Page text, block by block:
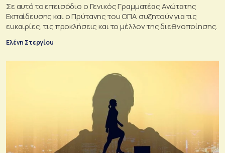
Σε αυτό το επεισόδιο o Γενικός Γραμματέας Ανώτατης
Εκπαίδευσης και ο Πρύτανης του ΟΠΑ συζητούν για τις
ευκαιρίες, τις προκλήσεις και το μέλλον της διεθνοποίησης.
Ελένη Στεργίου